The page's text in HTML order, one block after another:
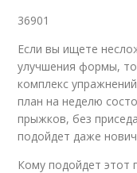
36901
Если вы ищете
улучшения формы,
комплекс
план на неделю
прыжков, без
подойдет даже
Кому подойдет этот